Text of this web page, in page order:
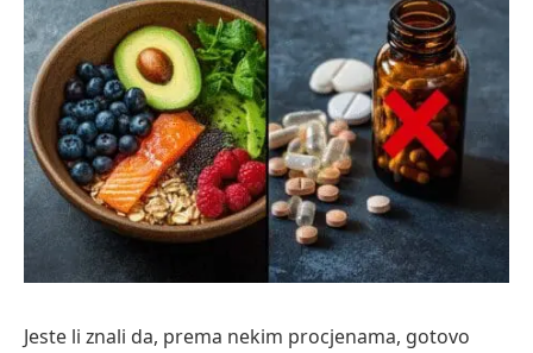
Jeste li znali da, prema nekim procjenama, gotovo